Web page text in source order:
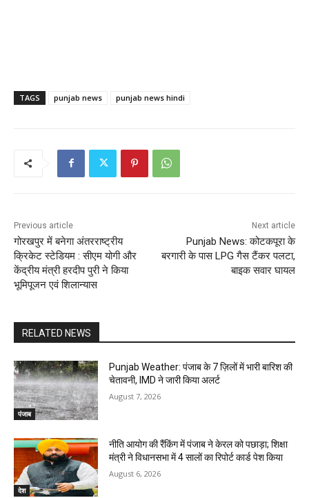
TAGS punjab news punjab news hindi
Previous article
गोरखपुर में बनेगा अंतरराष्ट्रीय
क्रिकेट स्टेडियम : सीएम योगी और
केंद्रीय मंत्री हरदीप पुरी ने किया
भूमिपूजन एवं शिलान्यास
Next article
Punjab News: कोटकपूरा के
बरगारी के पास LPG गैस टैंकर पलटा,
बाइक सवार घायल
RELATED NEWS
पंजाब
Punjab Weather: पंजाब के 7 ज़िलों में भारी बारिश की
चेतावनी, IMD ने जारी किया अलर्ट
August 7, 2026
देश
नीति आयोग की रैंकिंग में पंजाब ने केरल को पछाड़ा; शिक्षा
मंत्री ने विधानसभा में 4 सालों का रिपोर्ट कार्ड पेश किया
August 6, 2026